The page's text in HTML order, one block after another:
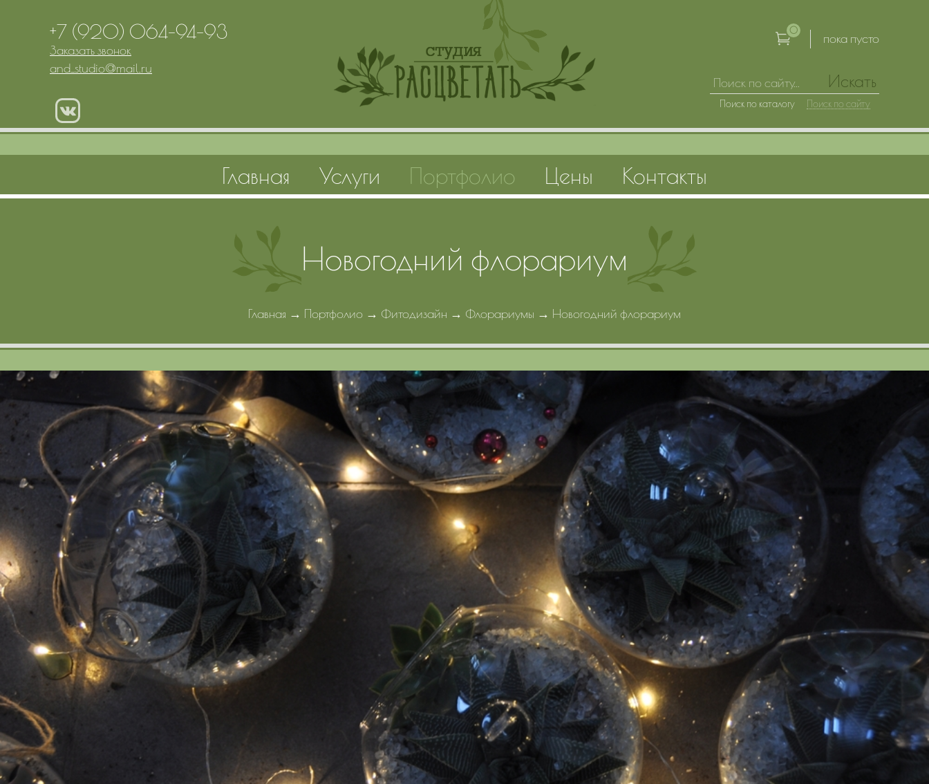
Новогодний флорариум
Главная → Портфолио → Фитодизайн → Флорариумы → Новогодний флорариум
+7 (920) 064-94-93
Заказать звонок
and_studio@mail.ru
0
пока пусто
Искать
Поиск по каталогу Поиск по сайту
Главная Услуги Портфолио Цены Контакты